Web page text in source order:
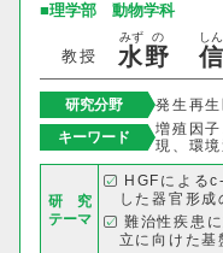
理学部 動物学科
教授 水
みず
野
の しん
研究分野
発生再
キーワード
増殖因
現、環
研 究
テーマ
HGFによる
した器官形成
難治性疾患
立に向けた基
生物地球学科
教育学部
初等教育学科
経営学部